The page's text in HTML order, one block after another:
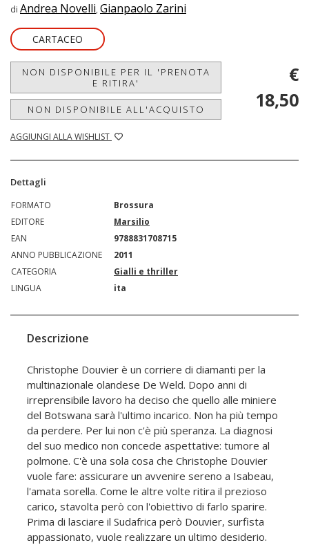
di Andrea Novelli, Gianpaolo Zarini
CARTACEO
NON DISPONIBILE PER IL 'PRENOTA
E RITIRA'
NON DISPONIBILE ALL'ACQUISTO
AGGIUNGI ALLA WISHLIST
€
18,50
Dettagli
FORMATO
Brossura
EDITORE
Marsilio
EAN
9788831708715
ANNO PUBBLICAZIONE
2011
CATEGORIA
Gialli e thriller
LINGUA
ita
Descrizione
Christophe Douvier è un corriere di diamanti per la
multinazionale olandese De Weld. Dopo anni di
irreprensibile lavoro ha deciso che quello alle miniere
del Botswana sarà l'ultimo incarico. Non ha più tempo
da perdere. Per lui non c'è più speranza. La diagnosi
del suo medico non concede aspettative: tumore al
polmone. C'è una sola cosa che Christophe Douvier
vuole fare: assicurare un avvenire sereno a Isabeau,
l'amata sorella. Come le altre volte ritira il prezioso
carico, stavolta però con l'obiettivo di farlo sparire.
Prima di lasciare il Sudafrica però Douvier, surfista
appassionato, vuole realizzare un ultimo desiderio.